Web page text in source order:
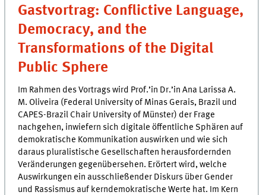
Gastvortrag: Conflictive Language,
Democracy, and the
Transformations of the Digital
Public Sphere
Im Rahmen des Vortrags wird Prof.’in Dr.’in Ana Larissa A.
M. Oliveira (Federal University of Minas Gerais, Brazil und
CAPES-Brazil Chair University of Münster) der Frage
nachgehen, inwiefern sich digitale öffentliche Sphären auf
demokratische Kommunikation auswirken und wie sich
daraus pluralistische Gesellschaften herausfordernden
Veränderungen gegenübersehen. Erörtert wird, welche
Auswirkungen ein ausschließender Diskurs über Gender
und Rassismus auf kerndemokratische Werte hat. Im Kern